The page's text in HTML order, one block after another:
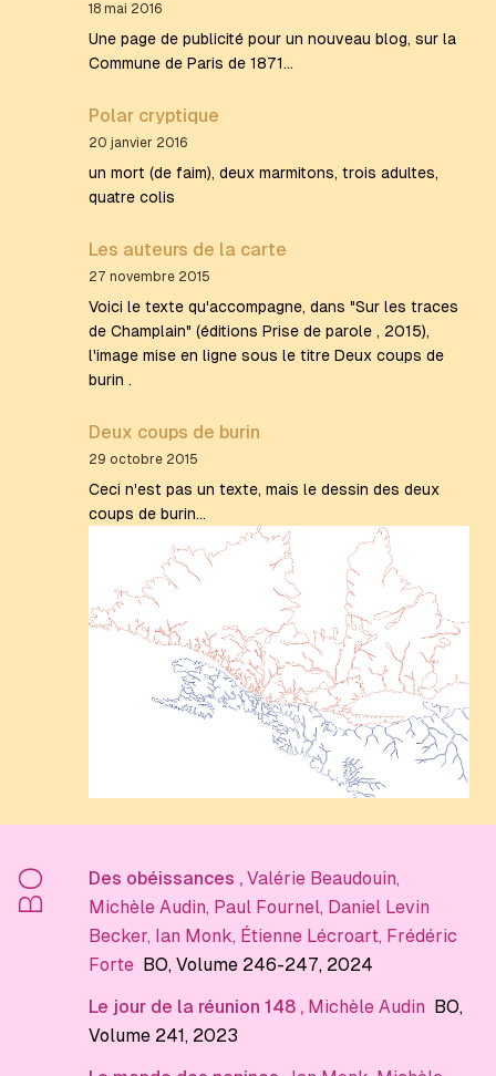
18 mai 2016
Une page de publicité pour un nouveau blog, sur la
Commune de Paris de 1871...
Polar cryptique
20 janvier 2016
un mort (de faim), deux marmitons, trois adultes,
quatre colis
Les auteurs de la carte
27 novembre 2015
Voici le texte qu'accompagne, dans "Sur les traces
de Champlain" (éditions Prise de parole , 2015),
l'image mise en ligne sous le titre Deux coups de
burin .
Deux coups de burin
29 octobre 2015
Ceci n'est pas un texte, mais le dessin des deux
coups de burin...
BO Des obéissances , Valérie Beaudouin,
Michèle Audin, Paul Fournel, Daniel Levin
Becker, Ian Monk, Étienne Lécroart, Frédéric
Forte BO, Volume 246-247, 2024
Le jour de la réunion 148 , Michèle Audin BO,
Volume 241, 2023